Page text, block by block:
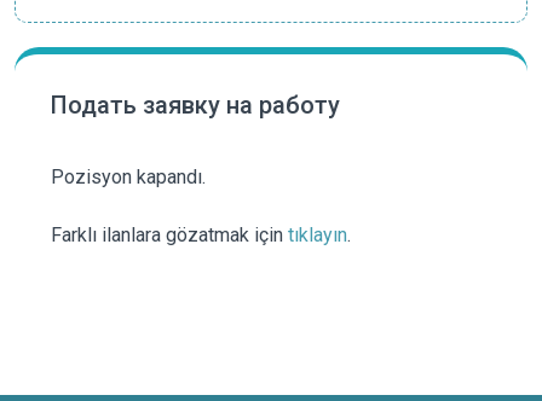
Подать заявку на работу
Pozisyon kapandı.
Farklı ilanlara gözatmak için tıklayın.